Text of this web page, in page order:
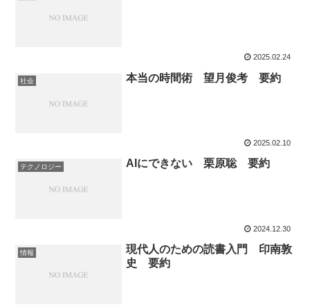
2025.02.24
社会 本当の時間術 望月俊考 要約
2025.02.10
テクノロジー AIにできない 栗原聡 要約
2024.12.30
情報
現代人のための読書入門 印南敦
史 要約